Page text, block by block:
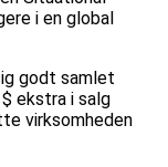
i en global
godt samlet
ekstra i salg
virksomheden